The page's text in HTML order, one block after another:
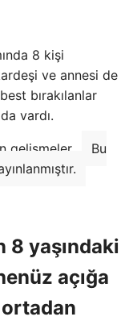
8 kişi
ve annesi de
bırakılanlar
vardı.
gelişmeler…
Bu
8 yaşındaki
açığa
ortadan